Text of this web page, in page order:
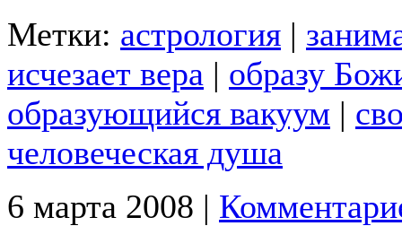
Метки: астрология |
исчезает вера | образу
образующийся вакуум |
человеческая душа
6 марта 2008 |